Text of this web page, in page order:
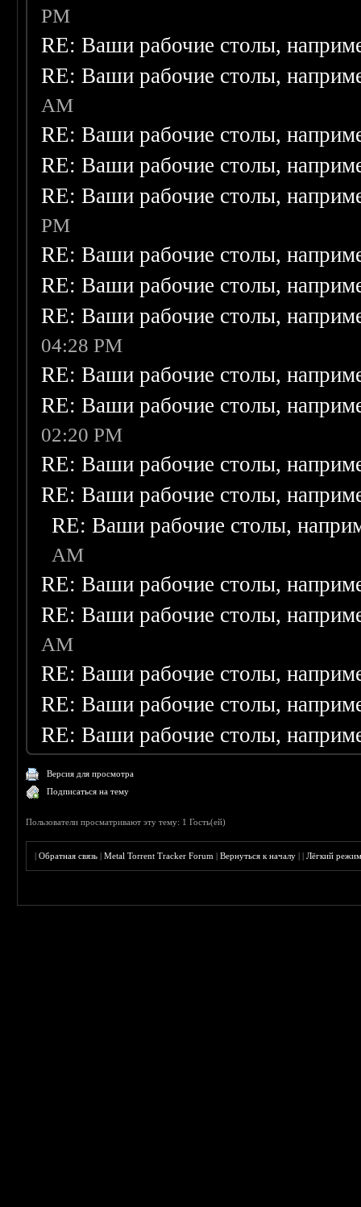
PM
RE: Ваши рабочие столы,
RE: Ваши рабочие столы,
AM
RE: Ваши рабочие столы,
RE: Ваши рабочие столы,
RE: Ваши рабочие столы,
PM
RE: Ваши рабочие столы,
RE: Ваши рабочие столы,
RE: Ваши рабочие столы,
04:28 PM
RE: Ваши рабочие столы,
RE: Ваши рабочие столы,
02:20 PM
RE: Ваши рабочие столы,
RE: Ваши рабочие столы,
RE: Ваши рабочие столы,
AM
RE: Ваши рабочие столы,
RE: Ваши рабочие столы,
AM
RE: Ваши рабочие столы,
RE: Ваши рабочие столы,
RE: Ваши рабочие столы,
Версия для просмотра
Подписаться на тему
Пользователи просматривают эту тему: 1 Гость(ей)
|Обратная связь |Metal Torrent Tracker Forum |Вернуться к началу ||Лёгкий